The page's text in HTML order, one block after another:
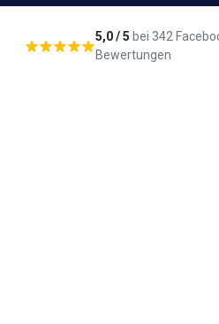
5,0 / 5 bei 342
Bewertungen